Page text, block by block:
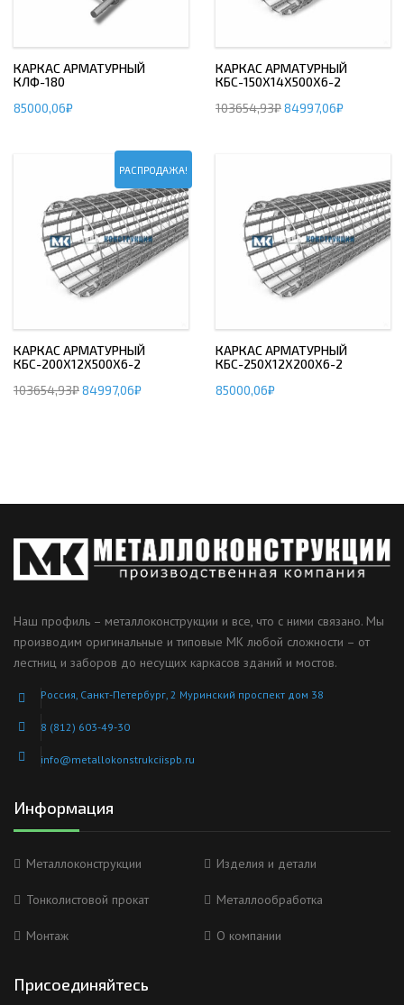
КАРКАС АРМАТУРНЫЙ
КЛФ-180
85000,06₽
КАРКАС АРМАТУРНЫЙ
КБС-150Х14Х500Х6-2
103654,93₽84997,06₽
РАСПРОДАЖА!
КАРКАС АРМАТУРНЫЙ
КБС-200Х12Х500Х6-2
103654,93₽84997,06₽
КАРКАС АРМАТУРНЫЙ
КБС-250Х12Х200Х6-2
85000,06₽
Наш профиль – металлоконструкции и все, что с ними связано. Мы
производим оригинальные и типовые МК любой сложности – от
лестниц и заборов до несущих каркасов зданий и мостов.
Россия, Санкт-Петербург, 2 Муринский проспект дом 38
8 (812) 603-49-30
info@metallokonstrukciispb.ru
Информация
Металлоконструкции Изделия и детали
Тонколистовой прокат Металлообработка
Монтаж О компании
Присоединяйтесь